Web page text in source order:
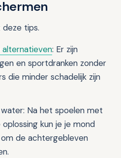
tips.
alternatieven: Er zijn
en sportdranken zonder
die minder schadelijk zijn
Na het spoelen met
kun je je mond
de achtergebleven